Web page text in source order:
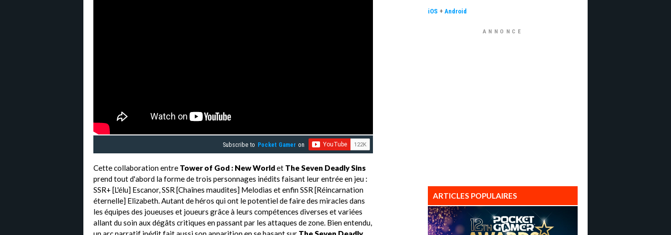
Subscribe to Pocket Gamer on
Cette collaboration entre Tower of God : New Worldet The Seven Deadly Sins
prend tout d'abord la forme de trois personnages inédits faisant leur entrée en jeu :
SSR+ [L'élu] Escanor, SSR [Chaînes maudites] Melodias et enfin SSR [Réincarnation
éternelle] Elizabeth. Autant de héros qui ont le potentiel de faire des miracles dans
les équipes des joueuses et joueurs grâce à leurs compétences diverses et variées
allant du soin aux dégâts critiques en passant par les attaques de zone. Bien entendu,
iOS + Android
ANNONCE
ARTICLES POPULAIRES